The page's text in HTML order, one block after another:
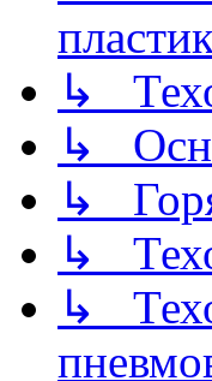
↳
↳
↳
↳
↳